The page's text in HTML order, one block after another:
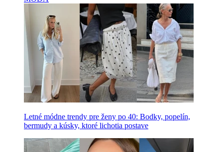
Letné módne trendy pre ženy po 40: Bodky, popelín,
bermudy a kúsky, ktoré lichotia postave